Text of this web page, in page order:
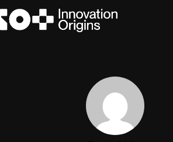
Inhalt
springen